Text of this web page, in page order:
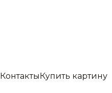
КонтактыКупить картину